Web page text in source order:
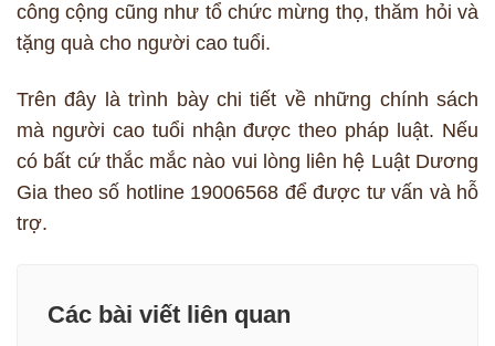
công cộng cũng như tổ chức mừng thọ, thăm hỏi và
tặng quà cho người cao tuổi.
Trên đây là trình bày chi tiết về những chính sách
mà người cao tuổi nhận được theo pháp luật. Nếu
có bất cứ thắc mắc nào vui lòng liên hệ Luật Dương
Gia theo số hotline 19006568 để được tư vấn và hỗ
trợ.
Các bài viết liên quan